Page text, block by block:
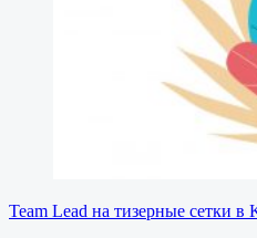
Team Lead на тизерные сетки